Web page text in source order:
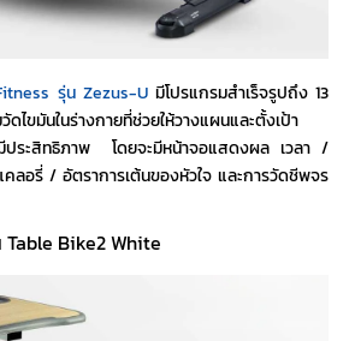
รุ่น Zezus-Uมีโปรแกรมสำเร็จรูปถึง 13
ดไขมันในร่างกายที่ช่วยให้วางแผนและตั้งเป้า
มีประสิทธิภาพ โดยจะมีหน้าจอแสดงผล เวลา /
ลอรี่ / อัตราการเต้นของหัวใจ และการวัดชีพจร
Bike2 White